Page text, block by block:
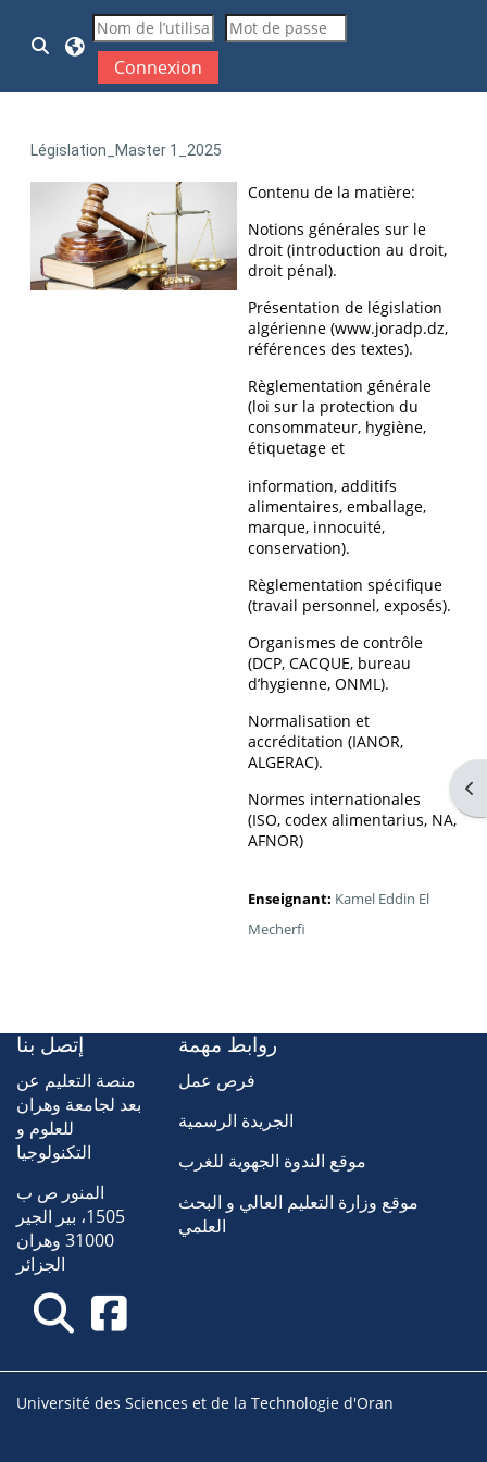
Passer au contenu principal
Activer/désactiver la saisie de recherche
Connexion
Législation_Master 1_2025
Contenu de la matière:
Notions générales sur le
droit (introduction au droit,
droit pénal).
Présentation de législation
algérienne (www.joradp.dz,
références des textes).
Règlementation générale
(loi sur la protection du
consommateur, hygiène,
étiquetage et
information, additifs
alimentaires, emballage,
marque, innocuité,
conservation).
Règlementation spécifique
(travail personnel, exposés).
Organismes de contrôle
(DCP, CACQUE, bureau
d’hygienne, ONML).
Normalisation et
accréditation (IANOR,
ALGERAC).
Normes internationales
(ISO, codex alimentarius, NA,
AFNOR)
Enseignant: Kamel Eddin El
Mecherfi
إتصل بنا
منصة التعليم عن
بعد لجامعة وهران
للعلوم و
التكنولوجيا
المنور ص ب
1505، بير الجير
31000 وهران
الجزائر
روابط مهمة
فرص عمل
الجريدة الرسمية
موقع الندوة الجهوية للغرب
موقع وزارة التعليم العالي و البحث
العلمي
Université des Sciences et de la Technologie d'Oran